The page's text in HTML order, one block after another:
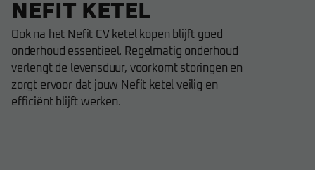
NEFIT KETEL
Ook na het Nefit CV ketel kopen blijft goed
onderhoud essentieel. Regelmatig onderhoud
verlengt de levensduur, voorkomt storingen en
zorgt ervoor dat jouw Nefit ketel veilig en
efficiënt blijft werken.